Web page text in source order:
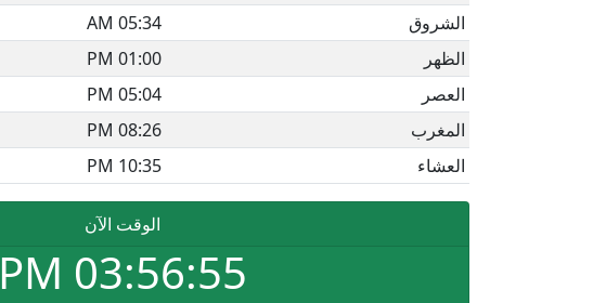
الشروق
05:34 AM
الظهر
01:00 PM
العصر
05:04 PM
المغرب
08:26 PM
العشاء
10:35 PM
الوقت الآن
03:56:55
PM